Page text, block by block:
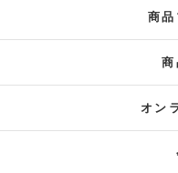
商
商
オン